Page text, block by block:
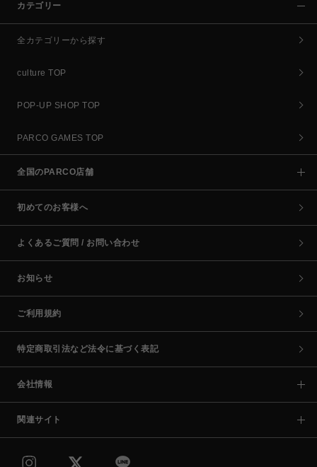
カテゴリー
全カテゴリーから探す
culture TOP
POP-UP SHOP TOP
PARCO GAMES TOP
全国のPARCO店舗
初めてのお客様へ
よくあるご質問 / お問い合わせ
お知らせ
ご利用規約
特定商取引法など法令に基づく表記
会社情報
関連サイト